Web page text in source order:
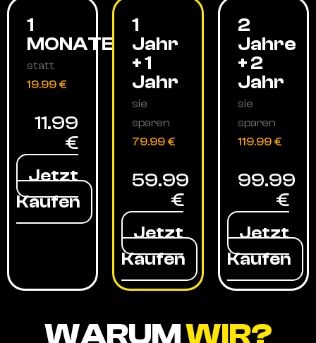
1
MONATE
statt
19.99 €
11.99
€
Jetzt
Kaufen
1
Jahr
+ 1
Jahr
sie
sparen
79.99 €
59.99
€
Jetzt
Kaufen
2
Jahre
+ 2
Jahr
sie
sparen
119.99 €
99.99
€
Jetzt
Kaufen
WARUMWIR?